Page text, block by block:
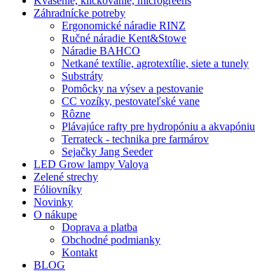
Záhradnícke potreby
Ergonomické náradie RINZ
Ručné náradie Kent&Stowe
Náradie BAHCO
Netkané textílie, agrotextílie, siete a tunely
Substráty
Pomôcky na výsev a pestovanie
CC vozíky, pestovateľské vane
Rôzne
Plávajúce rafty pre hydropóniu a akvapóniu
Terrateck - technika pre farmárov
Sejačky Jang Seeder
LED Grow lampy Valoya
Zelené strechy
Fóliovníky
Novinky
O nákupe
Doprava a platba
Obchodné podmianky
Kontakt
BLOG